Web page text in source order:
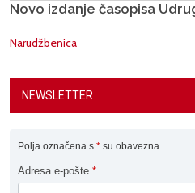
Novo izdanje časopisa
Narudžbenica
NEWSLETTER
Polja označena s * su obavezna
Adresa e-pošte *